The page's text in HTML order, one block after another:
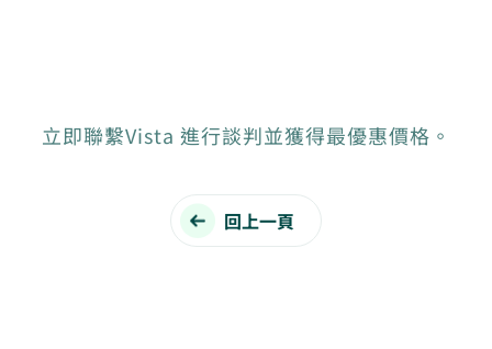
立即聯繫Vista 進行談判並獲得最優惠價格。
回上一頁